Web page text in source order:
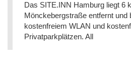
Das SITE.INN Hamburg liegt 6
Mönckebergstraße entfernt und
kostenfreiem WLAN und
Privatparkplätzen. All